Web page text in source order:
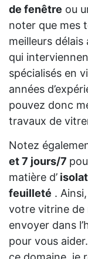
de fenêtre ou
noter que mes
meilleurs
qui
spécialisés en
années
pouvez donc
travaux de
Notez
et 7 jours/7
matière d’
feuilleté .
votre vitrine de
envoyer dans
pour vous